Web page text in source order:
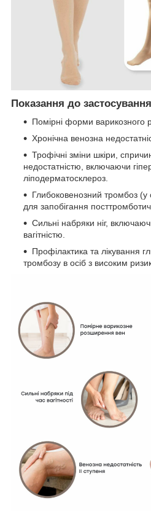
Показання до застосування
Помірні форми варикозного
Хронічна венозна
Трофічні зміни шкіри,
недостатністю, включаючи
ліподерматосклероз.
Глибоковенозний тромбоз (у
для запобігання
Сильні набряки ніг,
вагітністю.
Профілактика та лікування
тромбозу в осіб з високим